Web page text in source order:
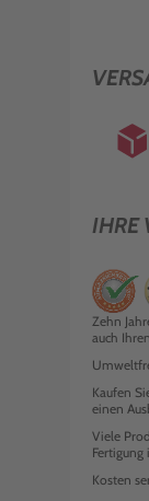
IHRE
Zehn
auch
Kaufen
einen
Viele
Kosten